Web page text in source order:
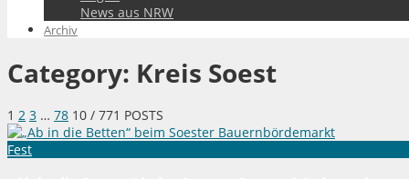
News aus NRW
Archiv
Category: Kreis Soest
1 2 3 … 78 10 / 771 POSTS
Fest